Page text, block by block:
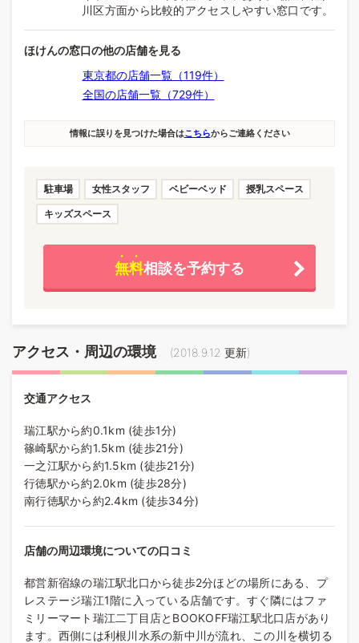
川区方面から比較的アクセスしやすい窓口です。
ほけんの窓口の他の店舗を見る
東京都の店舗一覧（119件）
全国の店舗一覧（729件）
情報に誤りを見つけた場合はこちらからご連絡ください
駐車場 女性スタッフ ベビーベッド 授乳スペース
キッズスペース
無料相談を予約する
アクセス・周辺の環境 (2018.9.12 更新)
交通アクセス
瑞江駅から約0.1km (徒歩1分)
篠崎駅から約1.5km (徒歩21分)
一之江駅から約1.5km (徒歩21分)
行徳駅から約2.0km (徒歩28分)
南行徳駅から約2.4km (徒歩34分)
店舗の周辺環境についての口コミ
都営新宿線の瑞江駅北口から徒歩2分ほどの場所にある、プ
レステージ瑞江1階に入っている店舗です。すぐ隣にはファ
ミリーマート瑞江二丁目店とBOOKOFF瑞江駅北口店があり
ます。西側には利根川水系の新中川が流れ、この川を横切る